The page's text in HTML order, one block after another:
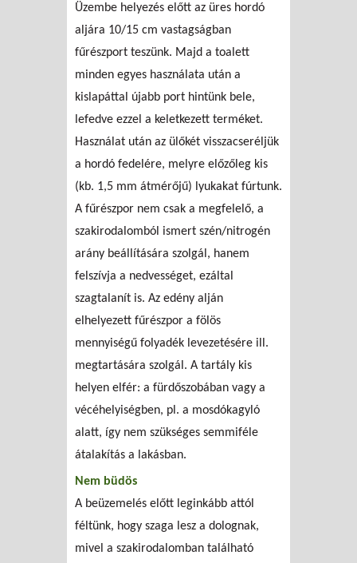
Üzembe helyezés előtt az üres hordó
aljára 10/15 cm vastagságban
fűrészport teszünk. Majd a toalett
minden egyes használata után a
kislapáttal újabb port hintünk bele,
lefedve ezzel a keletkezett terméket.
Használat után az ülőkét visszacseréljük
a hordó fedelére, melyre előzőleg kis
(kb. 1,5 mm átmérőjű) lyukakat fúrtunk.
A fűrészpor nem csak a megfelelő, a
szakirodalomból ismert szén/nitrogén
arány beállítására szolgál, hanem
felszívja a nedvességet, ezáltal
szagtalanít is. Az edény alján
elhelyezett fűrészpor a fölös
mennyiségű folyadék levezetésére ill.
megtartására szolgál. A tartály kis
helyen elfér: a fürdőszobában vagy a
vécéhelyiségben, pl. a mosdókagyló
alatt, így nem szükséges semmiféle
átalakítás a lakásban.
Nem büdös
A beüzemelés előtt leginkább attól
féltünk, hogy szaga lesz a dolognak,
mivel a szakirodalomban található